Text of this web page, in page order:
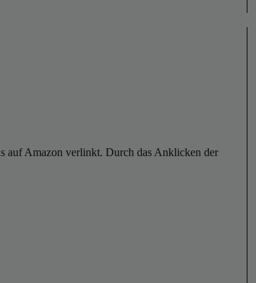
auf Amazon verlinkt. Durch das Anklicken der